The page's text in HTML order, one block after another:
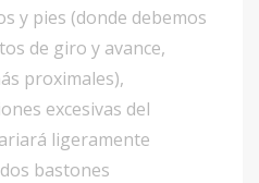
y pies (donde debemos
de giro y avance,
proximales),
excesivas del
ligeramente
bastones